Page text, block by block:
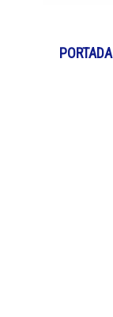
PORTADA